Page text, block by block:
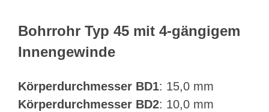
Bohrrohr Typ 45 mit 4-gängigem
Innengewinde
Körperdurchmesser BD1: 15,0 mm
Körperdurchmesser BD2: 10,0 mm